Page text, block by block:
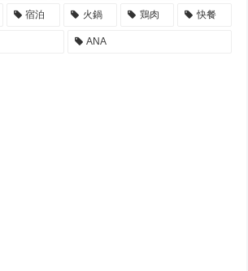
宿泊 火鍋 鶏肉 快餐
ANA